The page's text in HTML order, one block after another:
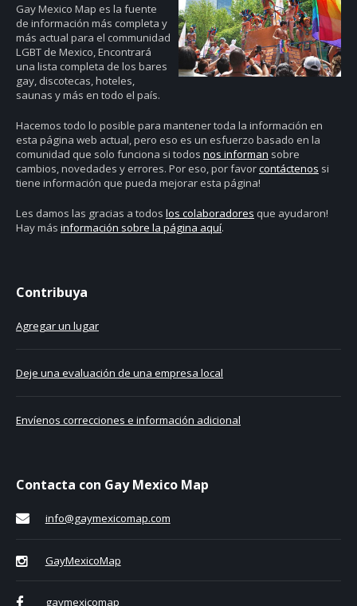
Gay Mexico Map es la fuente
de información más completa y
más actual para el communidad
LGBT de Mexico, Encontrará
una lista completa de los bares
gay, discotecas, hoteles,
saunas y más en todo el país.
Hacemos todo lo posible para mantener toda la información en
esta página web actual, pero eso es un esfuerzo basado en la
comunidad que solo funciona si todos nos informan sobre
cambios, novedades y errores. Por eso, por favorcontáctenos si
tiene información que pueda mejorar esta página!
Les damos las gracias a todos los colaboradores que ayudaron!
Hay más información sobre la página aquí.
Contribuya
Agregar un lugar
Deje una evaluación de una empresa local
Envíenos correcciones e información adicional
Contacta con Gay Mexico Map
info@gaymexicomap.com
GayMexicoMap
gaymexicomap